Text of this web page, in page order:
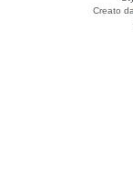
Creato da